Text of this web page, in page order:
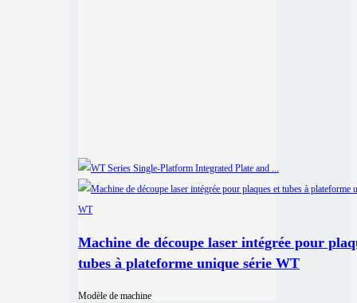
Machine de découpe laser intégrée pour
tubes à plateforme unique série WT
Modèle de machine